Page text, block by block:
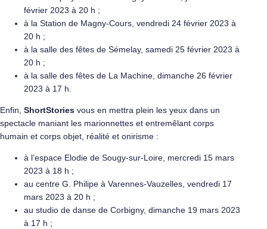
février 2023 à 20 h ;
à la Station de Magny-Cours, vendredi 24 février 2023 à
20 h ;
à la salle des fêtes de Sémelay, samedi 25 février 2023 à
20 h ;
à la salle des fêtes de La Machine, dimanche 26 février
2023 à 17 h.
Enfin, ShortStories vous en mettra plein les yeux dans un
spectacle maniant les marionnettes et entremêlant corps
humain et corps objet, réalité et onirisme :
à l’espace Elodie de Sougy-sur-Loire, mercredi 15 mars
2023 à 18 h ;
au centre G. Philipe à Varennes-Vauzelles, vendredi 17
mars 2023 à 20 h ;
au studio de danse de Corbigny, dimanche 19 mars 2023
à 17 h ;